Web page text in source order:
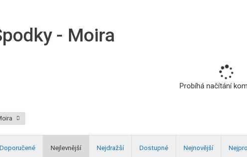
- Moira
Probíhá načítání
Doporučené Nejlevnější Nejdražší Dostupné Nejnovější